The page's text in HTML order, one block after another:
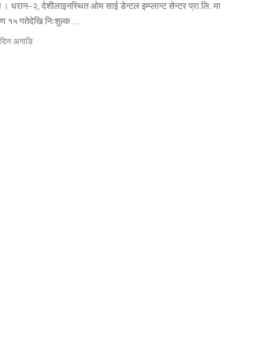
। धरान–२, देशीलाइनस्थित ओम साई डेन्टल इम्प्लान्ट सेन्टर प्रा.लि. मा
१५ गतेदेखि निःशुल्क…
अगाडि